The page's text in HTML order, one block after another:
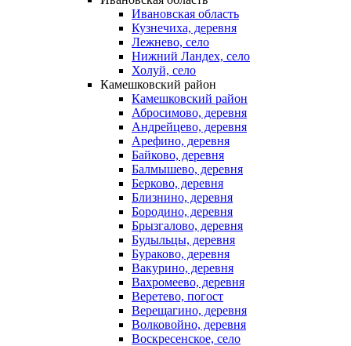
Ивановская область
Кузнечиха, деревня
Лежнево, село
Нижний Ландех, село
Холуй, село
Камешковский район
Камешковский район
Абросимово, деревня
Андрейцево, деревня
Арефино, деревня
Байково, деревня
Балмышево, деревня
Берково, деревня
Близнино, деревня
Бородино, деревня
Брызгалово, деревня
Будыльцы, деревня
Бураково, деревня
Вакурино, деревня
Вахромеево, деревня
Веретево, погост
Верещагино, деревня
Волковойно, деревня
Воскресенское, село